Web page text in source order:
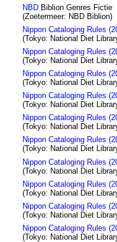
NBDBiblion Genres Fictie
(Zoetermeer: NBD Biblion)
Nippon Cataloging Rules
(Tokyo: National Diet
Nippon Cataloging Rules
(Tokyo: National Diet
Nippon Cataloging Rules
(Tokyo: National Diet
Nippon Cataloging Rules
(Tokyo: National Diet
Nippon Cataloging Rules
(Tokyo: National Diet
Nippon Cataloging Rules
(Tokyo: National Diet
Nippon Cataloging Rules
(Tokyo: National Diet
Nippon Cataloging Rules
(Tokyo: National Diet
Nippon Cataloging Rules
(Tokyo: National Diet
Nippon Cataloging Rules
(Tokyo: National Diet